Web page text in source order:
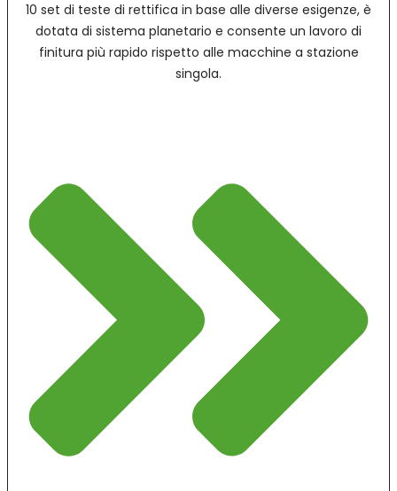
10 set di teste di rettifica in base alle diverse esigenze, è
dotata di sistema planetario e consente un lavoro di
finitura più rapido rispetto alle macchine a stazione
singola.